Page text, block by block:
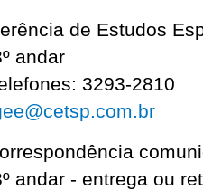
de Estudos
andar
3293-2810
andar - entrega ou